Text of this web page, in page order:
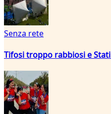
Senza rete
Tifosi troppo rabbiosi e